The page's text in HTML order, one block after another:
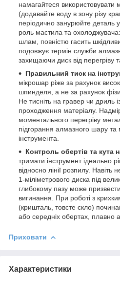
намагайтеся використовувати
(додавайте воду в зону різу
періодично занурюйте деталь
роль мастила та
шлам, повністю гасить
подовжує термін служби
захищаючи диск від перегріву
Правильний тиск на
мікрошар ріже за рахунок
шпинделя, а не за рахунок
Не тисніть на гравер чи дриль
проходження матеріалу.
моментального перегріву
підгорання алмазного шару та
інструмента.
Контроль обертів та кута
тримати інструмент ідеально
відносно лінії розпилу. Навіть
1-міліметрового диска під
глибокому пазу може
вигинання. При роботі з
(кришталь, товсте скло)
або середніх обертах, плавно
Приховати
Характеристики